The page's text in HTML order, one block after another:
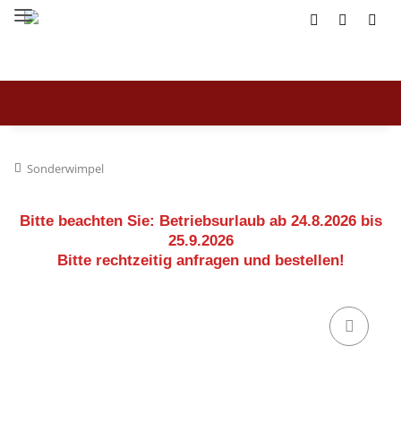
Sonderwimpel
Bitte beachten Sie: Betriebsurlaub ab 24.8.2026 bis
25.9.2026
Bitte rechtzeitig anfragen und bestellen!